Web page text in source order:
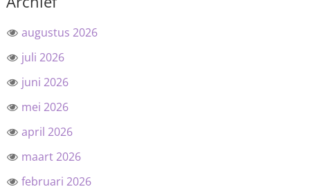
augustus 2026
juli 2026
juni 2026
mei 2026
april 2026
maart 2026
februari 2026